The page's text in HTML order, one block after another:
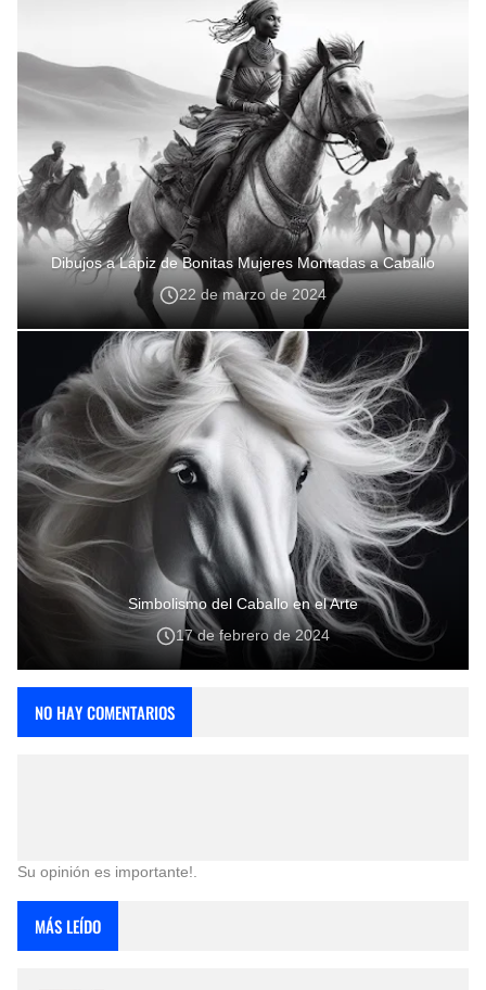
Dibujos a Lápiz de Bonitas Mujeres Montadas a Caballo
22 de marzo de 2024
Simbolismo del Caballo en el Arte
17 de febrero de 2024
NO HAY COMENTARIOS
Su opinión es importante!.
MÁS LEÍDO